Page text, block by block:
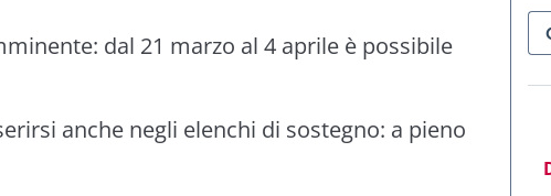
dal 21 marzo al 4 aprile è possibile
anche negli elenchi di sostegno: a pieno